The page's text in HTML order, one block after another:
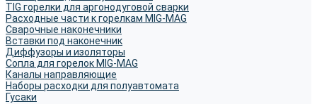
TIG горелки для аргонодуговой сварки
Расходные части к горелкам MIG-MAG
Сварочные наконечники
Вставки под наконечник
Диффузоры и изоляторы
Сопла для горелок MIG-MAG
Каналы направляющие
Наборы расходки для полуавтомата
Гусаки